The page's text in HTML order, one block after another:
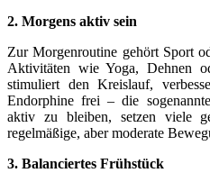
2. Morgens aktiv sein
Zur Morgenroutine gehört Sport
Aktivitäten wie Yoga, Dehnen
stimuliert den Kreislauf,
Endorphine frei – die
aktiv zu bleiben, setzen viele
regelmäßige, aber moderate
3. Balanciertes Frühstück